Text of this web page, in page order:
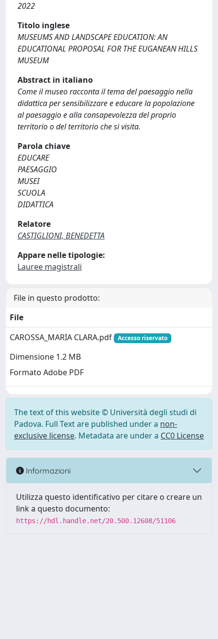
2022
Titolo inglese
MUSEUMS AND LANDSCAPE EDUCATION: AN
EDUCATIONAL PROPOSAL FOR THE EUGANEAN HILLS
MUSEUM
Abstract in italiano
Come il museo racconta il tema del paesaggio nella
didattica per sensibilizzare e educare la popolazione
al paesaggio e alla consapevolezza del proprio
territorio o del territorio che si visita.
Parola chiave
EDUCARE
PAESAGGIO
MUSEI
SCUOLA
DIDATTICA
Relatore
CASTIGLIONI, BENEDETTA
Appare nelle tipologie:
Lauree magistrali
File in questo prodotto:
File
CAROSSA_MARIA CLARA.pdf
Accesso riservato
Dimensione 1.2 MB
Formato Adobe PDF
The text of this website © Università degli studi di
Padova. Full Text are published under a non-
exclusive license. Metadata are under a CC0 License
Informazioni
Utilizza questo identificativo per citare o creare un
link a questo documento:
https://hdl.handle.net/20.500.12608/51106